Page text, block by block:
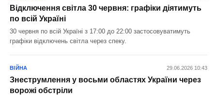
Відключення світла 30 червня: графіки діятимуть
по всій Україні
30 червня по всій Україні з 17:00 до 22:00 застосовуватимуть
графіки відключень світла через спеку.
ВІЙНА 29.06.2026 10:43
Знеструмлення у восьми областях України через
ворожі обстріли